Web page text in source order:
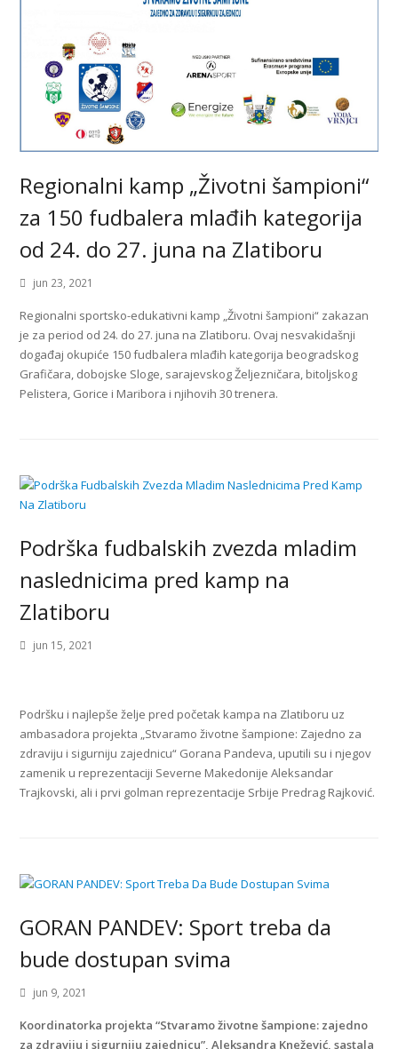
Regionalni kamp „Životni šampioni“
za 150 fudbalera mlađih kategorija
od 24. do 27. juna na Zlatiboru
jun 23, 2021
Regionalni sportsko-edukativni kamp „Životni šampioni“ zakazan
je za period od 24. do 27. juna na Zlatiboru. Ovaj nesvakidašnji
događaj okupiće 150 fudbalera mlađih kategorija beogradskog
Grafičara, dobojske Sloge, sarajevskog Željezničara, bitoljskog
Pelistera, Gorice i Maribora i njihovih 30 trenera.
Podrška fudbalskih zvezda mladim
naslednicima pred kamp na
Zlatiboru
jun 15, 2021
Podršku i najlepše želje pred početak kampa na Zlatiboru uz
ambasadora projekta „Stvaramo životne šampione: Zajedno za
zdraviju i sigurniju zajednicu“ Gorana Pandeva, uputili su i njegov
zamenik u reprezentaciji Severne Makedonije Aleksandar
Trajkovski, ali i prvi golman reprezentacije Srbije Predrag Rajković.
GORAN PANDEV: Sport treba da
bude dostupan svima
jun 9, 2021
Koordinatorka projekta “Stvaramo životne šampione: zajedno
za zdraviju i sigurniju zajednicu”, Aleksandra Knežević, sastala